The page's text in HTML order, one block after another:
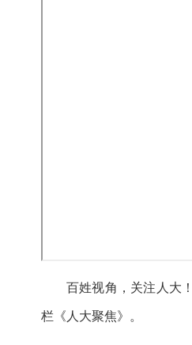
百姓视角，关注人大
栏《人大聚焦》。